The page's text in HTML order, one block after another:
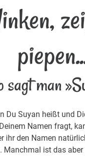
sagt man
Du Suyan heißt und
Namen fragt,
ihr den Namen
Manchmal ist das